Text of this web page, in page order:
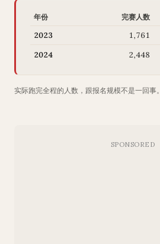
年份 完赛人数
2023 1,761
2024
2,448
实际跑完全程的人数，跟报名规模不是一回事。